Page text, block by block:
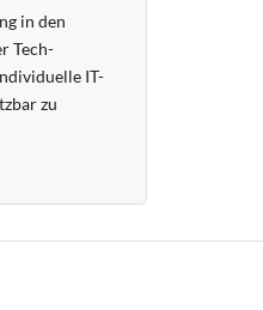
in den
Tech-
IT-
zu